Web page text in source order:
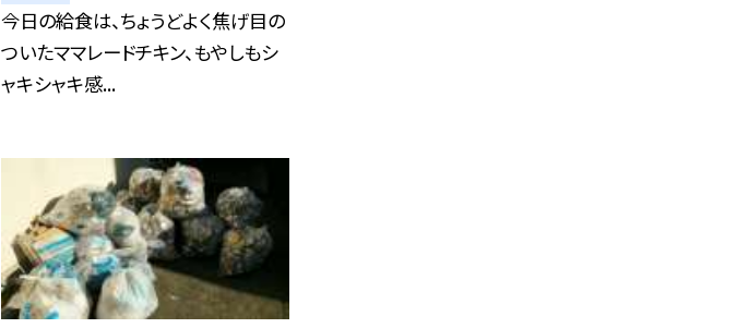
今日の給食は、ちょうどよく焦げ目の
ついたママレードチキン、もやしもシ
ャキシャキ感...